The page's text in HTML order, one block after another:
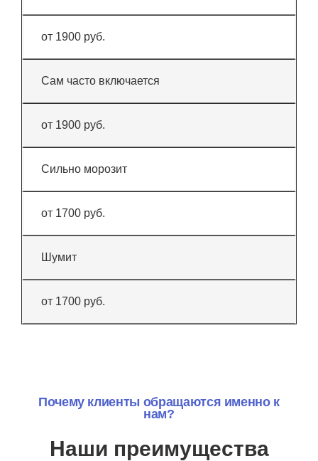
от 1900 руб.
Сам часто включается
от 1900 руб.
Сильно морозит
от 1700 руб.
Шумит
от 1700 руб.
Почему клиенты обращаются именно к
нам?
Наши преимущества